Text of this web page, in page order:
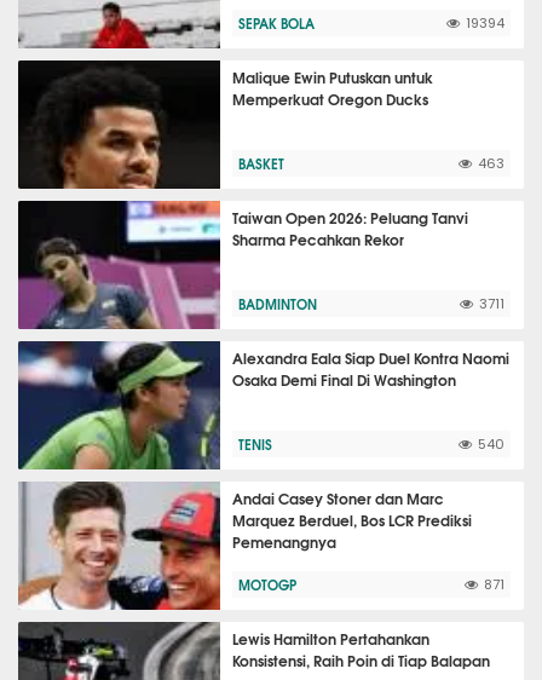
SEPAK BOLA 19394
Malique Ewin Putuskan untuk
Memperkuat Oregon Ducks
BASKET 463
Taiwan Open 2026: Peluang Tanvi
Sharma Pecahkan Rekor
BADMINTON 3711
Alexandra Eala Siap Duel Kontra Naomi
Osaka Demi Final Di Washington
TENIS 540
Andai Casey Stoner dan Marc
Marquez Berduel, Bos LCR Prediksi
Pemenangnya
MOTOGP 871
Lewis Hamilton Pertahankan
Konsistensi, Raih Poin di Tiap Balapan